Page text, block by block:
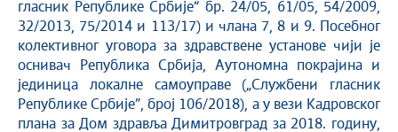
гласник Републике Србије“ бр. 24/05, 61/05, 54/2009,
32/2013, 75/2014 и 113/17) и члана 7, 8 и 9. Посебног
колективног уговора за здравствене установе чији је
оснивач Република Србија, Аутономна покрајина и
јединица локалне самоуправе („Службени гласник
Републике Србије”, број 106/2018), а у вези Кадровског
плана за Дом здравља Димитровград за 2018. годину,